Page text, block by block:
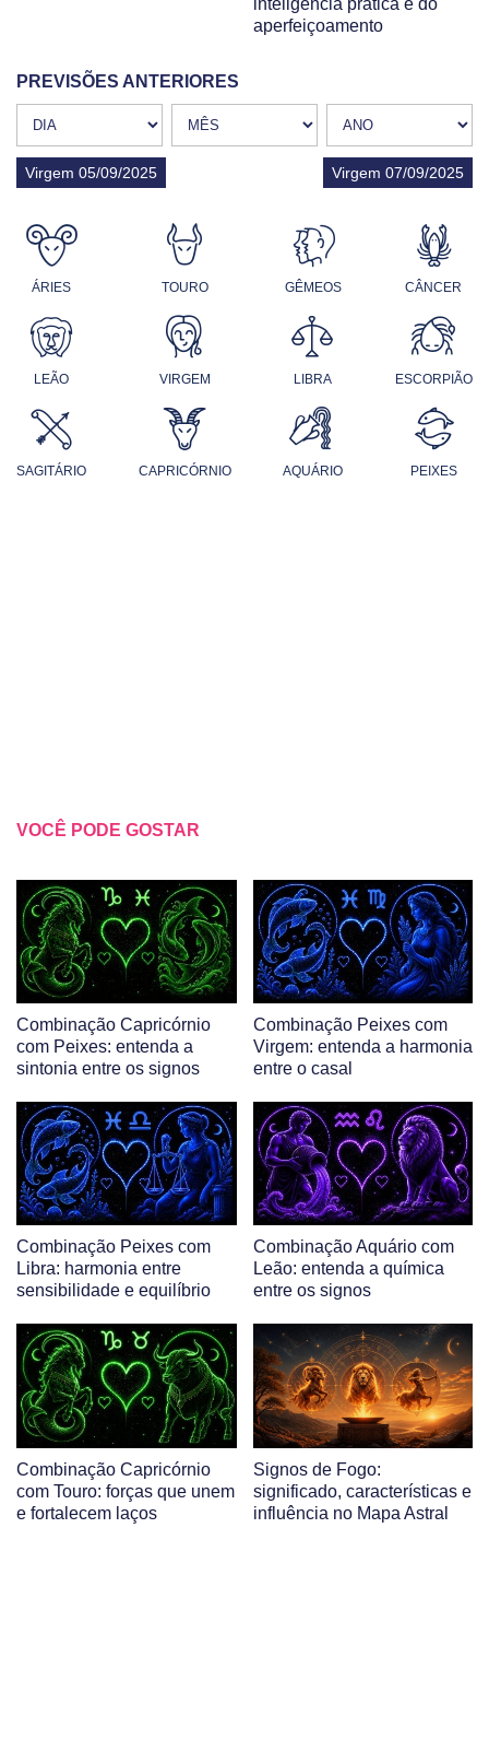
aperfeiçoamento
PREVISÕES ANTERIORES
Virgem 05/09/2025 Virgem 07/09/2025
ÁRIES TOURO GÊMEOS CÂNCER
LEÃO VIRGEM LIBRA ESCORPIÃO
SAGITÁRIO CAPRICÓRNIO AQUÁRIO PEIXES
VOCÊ PODE GOSTAR
Combinação Capricórnio
com Peixes: entenda a
sintonia entre os signos
Combinação Peixes com
Virgem: entenda a harmonia
entre o casal
Combinação Peixes com
Libra: harmonia entre
sensibilidade e equilíbrio
Combinação Aquário com
Leão: entenda a química
entre os signos
Combinação Capricórnio
com Touro: forças que unem
e fortalecem laços
Signos de Fogo:
significado, características e
influência no Mapa Astral